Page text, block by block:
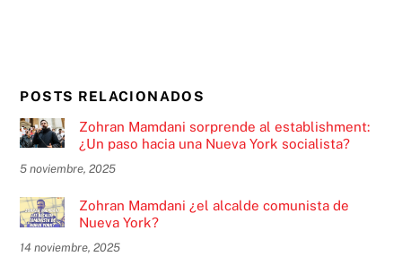
POSTS RELACIONADOS
Zohran Mamdani sorprende al establishment:
¿Un paso hacia una Nueva York socialista?
5 noviembre, 2025
Zohran Mamdani ¿el alcalde comunista de
Nueva York?
14 noviembre, 2025